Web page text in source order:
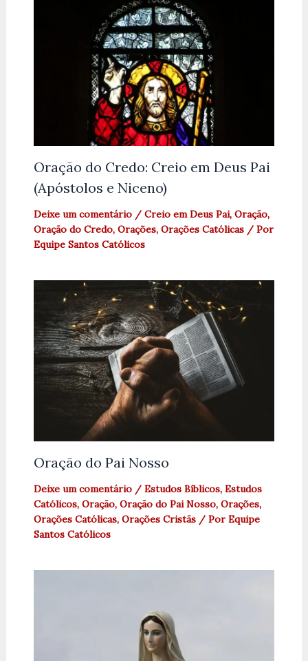
Oração do Credo: Creio em Deus Pai
(Apóstolos e Niceno)
Deixe um comentário / Creio em Deus Pai, Oração,
Oração do Credo, Orações, Orações Católicas/ Por
Equipe Santos Católicos
Oração do Pai Nosso
Deixe um comentário / Estudos Bíblicos, Estudos
Católicos, Oração, Oração do Pai Nosso, Orações,
Orações Católicas, Orações Cristãs/ Por Equipe
Santos Católicos